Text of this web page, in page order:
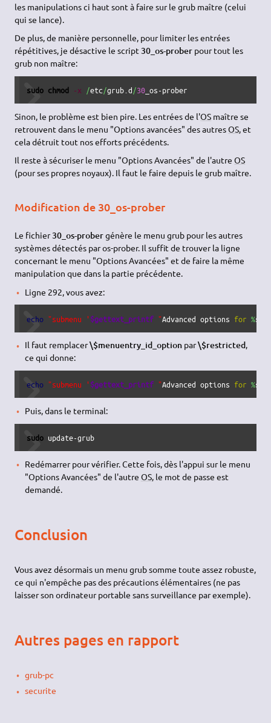
les manipulations ci haut sont à faire sur le grub maître (celui
qui se lance).
De plus, de manière personnelle, pour limiter les entrées
répétitives, je désactive le script30_os-prober pour tout les
grub non maître:
sudo chmod -x /etc/grub.d/30 _os-prober
Sinon, le problème est bien pire. Les entrées de l'OS maître se
retrouvent dans le menu "Options avancées" des autresOS, et
cela détruit tout nos efforts précédents.
Il reste à sécuriser le menu "Options Avancées" de l'autreOS
(pour ses propres noyaux). Il faut le faire depuis le grub maître.
Modification de 30_os-prober
Le fichier30_os-probergénère le menu grub pour les autres
systèmes détectés par os-prober. Il suffit de trouver la ligne
concernant le menu "Options Avancées" et de faire la même
manipulation que dans la partie précédente.
Ligne 292, vous avez:
echo "submenu ' $gettext_printf "Advanced options for %s
Il faut remplacer\$menuentry_id_optionpar\$restricted,
ce qui donne:
echo "submenu ' $gettext_printf "Advanced options for %s
Puis, dans le terminal:
sudo update-grub
Redémarrer pour vérifier. Cette fois, dès l'appui sur le menu
"Options Avancées" de l'autre OS, le mot de passe est
demandé.
Conclusion
Vous avez désormais un menu grub somme toute assez robuste,
ce qui n'empêche pas des précautions élémentaires (ne pas
laisser son ordinateur portable sans surveillance par exemple).
Autres pages en rapport
grub-pc
securite